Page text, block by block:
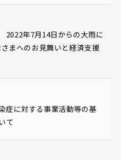
2022年7月14日からの大雨に
まへのお見舞いと経済支援
症に対する事業活動等の基
て